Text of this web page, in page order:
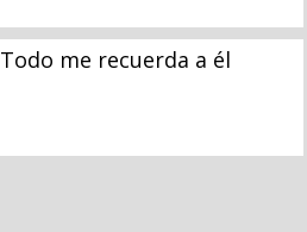
Todo me recuerda a él